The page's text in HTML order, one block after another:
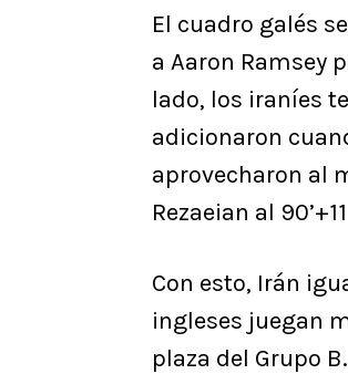
El cuadro galés
a Aaron Ramsey
lado, los iraníes
adicionaron
aprovecharon al
Rezaeian al
Con esto, Irán
ingleses juegan
plaza del Grupo